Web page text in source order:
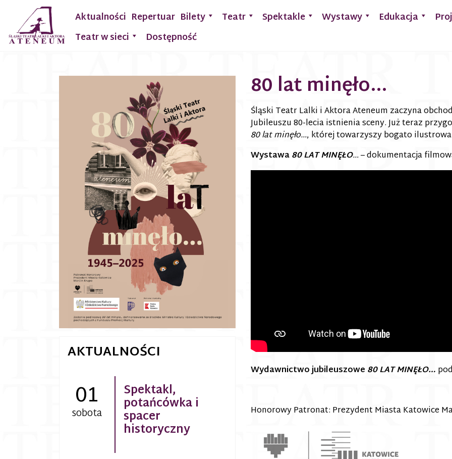
Aktualności Repertuar Bilety Teatr Spektakle Wystawy Edukacja
Teatr w sieci
Dostępność
80 lat minęło…
Śląski Teatr Lalki i Aktora Ateneum zaczyna
Jubileuszu 80-lecia istnienia sceny. Już teraz
80 lat minęło…, której towarzyszy bogato
Wystawa80 LAT MINĘŁO…– dokumentacja
Wydawnictwo jubileuszowe 80 LAT MINĘŁO…
Honorowy Patronat: Prezydent Miasta Katowice
AKTUALNOŚCI
01
sobota
Spektakl,
potańcówka i
spacer
historyczny